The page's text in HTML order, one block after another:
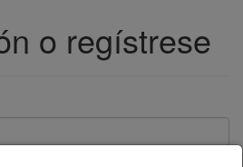
o regístrese